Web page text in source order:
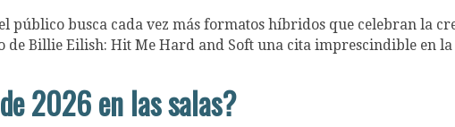
público busca cada vez más formatos híbridos que celebran la
de Billie Eilish: Hit Me Hard and Soft una cita imprescindible en
2026 en las salas?